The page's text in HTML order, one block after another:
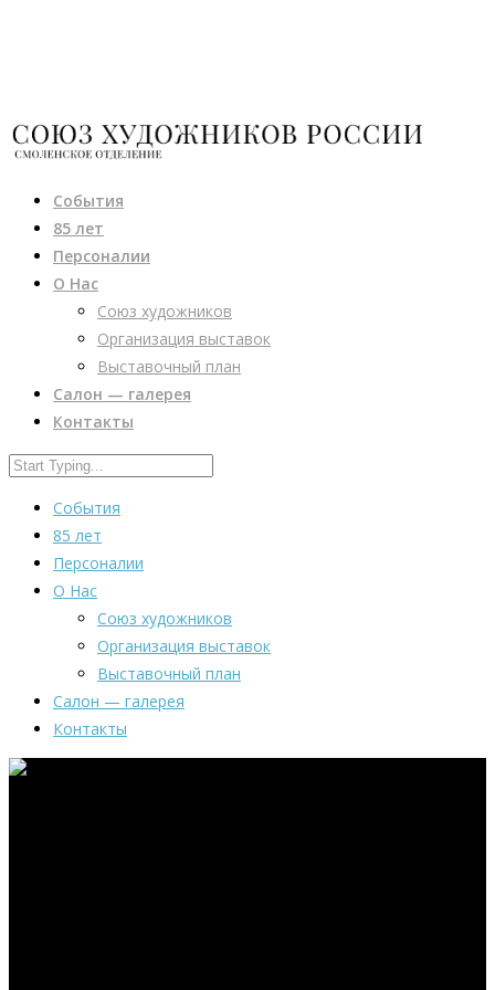
События
85 лет
Персоналии
О Нас
Союз художников
Организация выставок
Выставочный план
Салон — галерея
Контакты
События
85 лет
Персоналии
О Нас
Союз художников
Организация выставок
Выставочный план
Салон — галерея
Контакты